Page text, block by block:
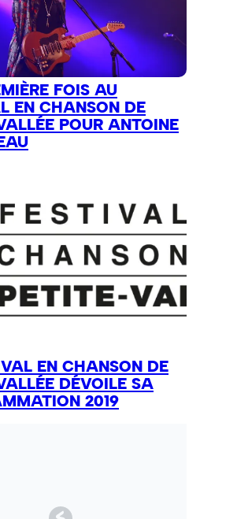
FOIS AU
EN CHANSON DE
POUR ANTOINE
EN CHANSON DE
DÉVOILE SA
2019